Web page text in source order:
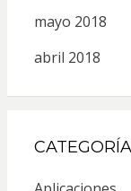
mayo 2018
abril 2018